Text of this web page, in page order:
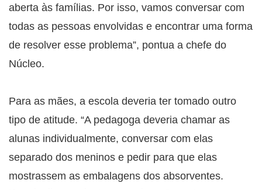
aberta às famílias. Por isso, vamos conversar com
todas as pessoas envolvidas e encontrar uma forma
de resolver esse problema”, pontua a chefe do
Núcleo.
Para as mães, a escola deveria ter tomado outro
tipo de atitude. “A pedagoga deveria chamar as
alunas individualmente, conversar com elas
separado dos meninos e pedir para que elas
mostrassem as embalagens dos absorventes.